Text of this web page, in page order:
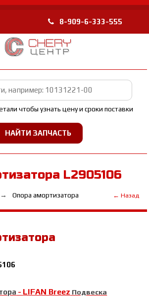
8-909-6-333-555
чтобы узнать цену и сроки поставки
L2905106
Опора амортизатора ← Назад
- LIFAN Breez Подвеска